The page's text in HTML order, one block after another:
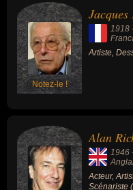
Notez-le !
1918
Artiste,
Alan
1946
Acteur,
Scénariste